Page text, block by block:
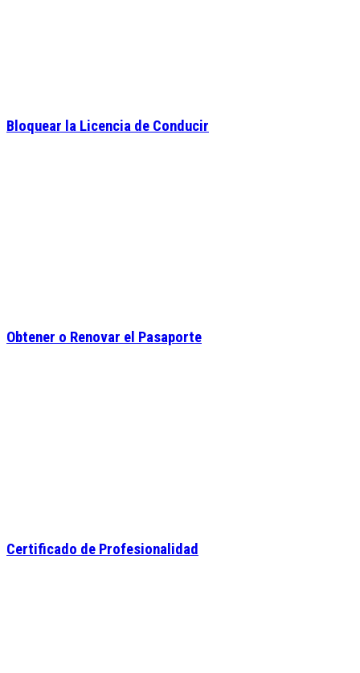
Bloquear la Licencia de Conducir
Obtener o Renovar el Pasaporte
Certificado de Profesionalidad